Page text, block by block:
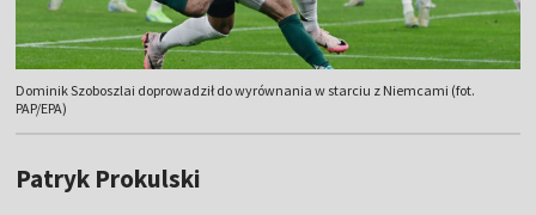
Dominik Szoboszlai doprowadził do wyrównania w starciu z Niemcami (fot.
PAP/EPA)
Patryk Prokulski